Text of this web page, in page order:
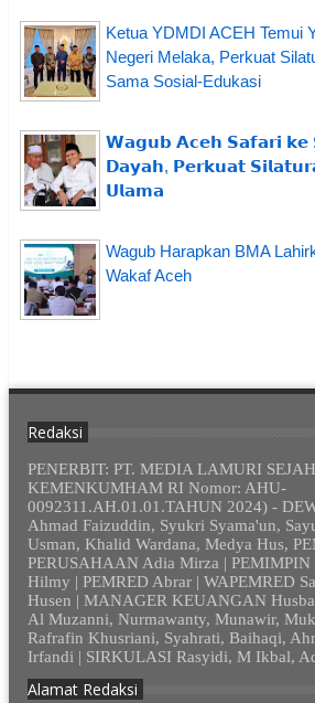
Ketua YDMDI ACEH Temui
Negeri Melaka, Perkuat
Sama Sosial-Edukasi
𝗪𝗮𝗴𝘂𝗯 𝗔𝗰𝗲𝗵 𝗦𝗮𝗳𝗮𝗿𝗶 𝗸𝗲
𝗗𝗮𝘆𝗮𝗵, 𝗣𝗲𝗿𝗸𝘂𝗮𝘁
𝗨𝗹𝗮𝗺𝗮
Wagub Harapkan BMA
Wakaf Aceh
Redaksi
PENERBIT: PT. MEDIA LAMURI
KEMENKUMHAM RI Nomor: AHU-
0092311.AH.01.01.TAHUN 2024) -
Ahmad Faizuddin, Syukri Syama'un,
Usman, Khalid Wardana, Medya Hus,
PERUSAHAAN Adia Mirza |
Hilmy | PEMRED Abrar | WAPEMRED
Husen | MANAGER KEUANGAN
Al Muzanni, Nurmawanty, Munawir,
Rafrafin Khusriani, Syahrati, Baihaqi,
Irfandi | SIRKULASI Rasyidi, M Ikbal,
Alamat Redaksi